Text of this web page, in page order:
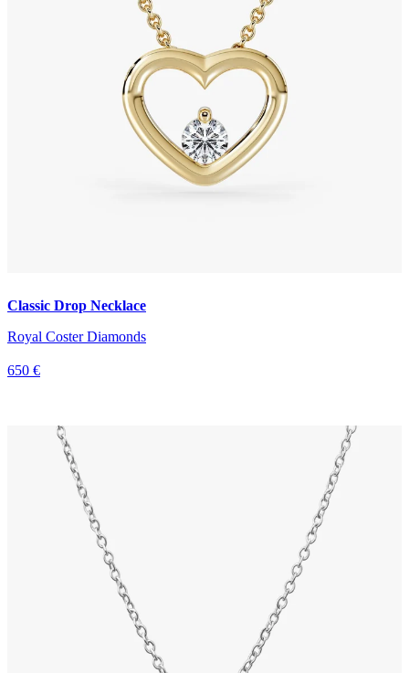
Classic Drop Necklace
Royal Coster Diamonds
650 €